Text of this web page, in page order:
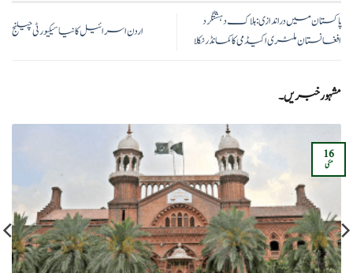
پاکستان میں دراندازی: ہلاک دہشتگرد
افغانستان ملٹری اکیڈمی کا کمانڈر نکلا
اردن اسرائیل کا نیا سیکیورٹی چیلنج
مشہور خبریں۔
16
مئی